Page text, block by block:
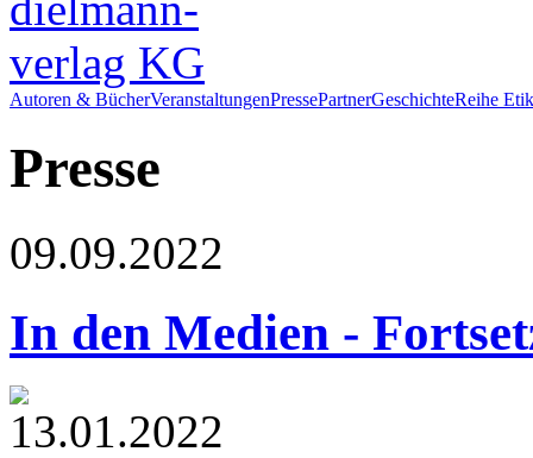
Autoren & BücherVeranstaltungenPressePartnerGeschichteReihe
Presse
09.09.2022
In den Medien -
13.01.2022